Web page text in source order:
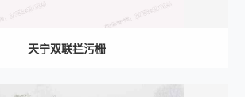
天宁双联拦污栅